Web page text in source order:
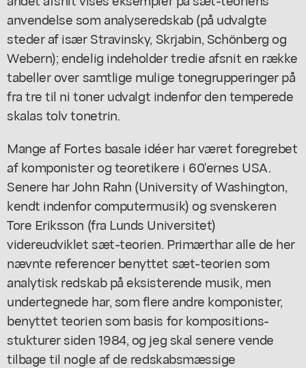
anvendelse som analyseredskab (på udvalgte
steder af især Stravinsky, Skrjabin, Schönberg og
Webern); endelig indeholder tredie afsnit en række
tabeller over samtlige mulige tonegrupperinger på
fra tre til ni toner udvalgt indenfor den temperede
skalas tolv tonetrin.
Mange af Fortes basale idéer har været foregrebet
af komponister og teoretikere i 60'ernes USA.
Senere har John Rahn (University of Washington,
kendt indenfor computermusik) og svenskeren
Tore Eriksson (fra Lunds Universitet)
videreudviklet sæt-teorien. Primærthar alle de her
nævnte referencer benyttet sæt-teorien som
analytisk redskab på eksisterende musik, men
undertegnede har, som flere andre komponister,
benyttet teorien som basis for kompositions-
stukturer siden 1984, og jeg skal senere vende
tilbage til nogle af de redskabsmæssige